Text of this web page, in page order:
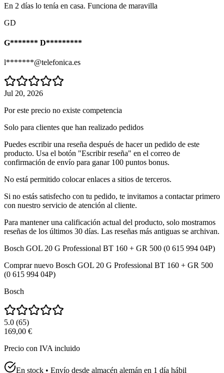
En 2 días lo tenía en casa. Funciona de maravilla
GD
G******* D*********
l*******@telefonica.es
Jul 20, 2026
Por este precio no existe competencia
Solo para clientes que han realizado pedidos
Puedes escribir una reseña después de hacer un pedido de este
producto. Usa el botón "Escribir reseña" en el correo de
confirmación de envío para ganar 100 puntos bonus.
No está permitido colocar enlaces a sitios de terceros.
Si no estás satisfecho con tu pedido, te invitamos a contactar primero
con nuestro servicio de atención al cliente.
Para mantener una calificación actual del producto, solo mostramos
reseñas de los últimos 30 días. Las reseñas más antiguas se archivan.
Bosch GOL 20 G Professional BT 160 + GR 500 (0 615 994 04P)
Comprar nuevo Bosch GOL 20 G Professional BT 160 + GR 500
(0 615 994 04P)
Bosch
5.0 (65)
169,00 €
Precio con IVA incluido
En stock • Envío desde almacén alemán en 1 día hábil